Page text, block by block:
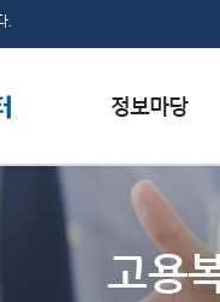
서식자료실
채용정보
인재정보
고용